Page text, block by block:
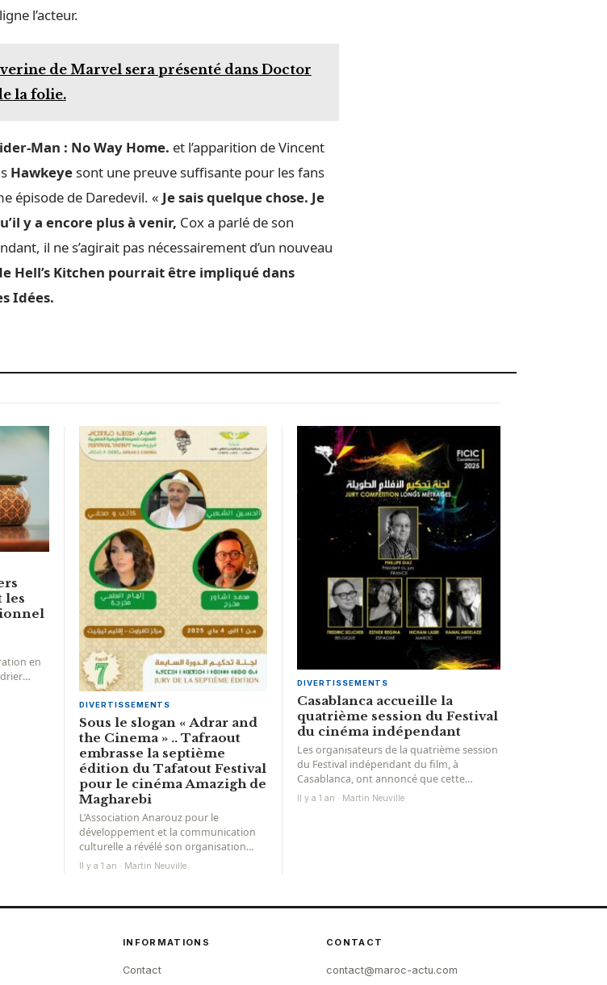
l’acteur.
de Marvel sera présenté dans Doctor
la folie.
Man : No Way Home. et l’apparition de Vincent
Hawkeye sont une preuve suffisante pour les fans
épisode de Daredevil. « Je sais quelque chose. Je
y a encore plus à venir, Cox a parlé de son
il ne s’agirait pas nécessairement d’un nouveau
Hell’s Kitchen pourrait être impliqué dans
Idées.
les
en
et
DIVERTISSEMENTS
Sous le slogan « Adrar and
the Cinema » .. Tafraout
embrasse la septième
édition du Tafatout Festival
pour le cinéma Amazigh de
Magharebi
L’Association Anarouz pour le
développement et la communication
culturelle a révélé son organisation
pour la septième session du Festival de
Il y a 1 an · Martin Neuville
DIVERTISSEMENTS
Casablanca accueille la
quatrième session du Festival
du cinéma indépendant
Les organisateurs de la quatrième session
du Festival indépendant du film, à
Casablanca, ont annoncé que cette
démonstration artistique, organisée par
Il y a 1 an · Martin Neuville
INFORMATIONS
Contact
CONTACT
contact@maroc-actu.com